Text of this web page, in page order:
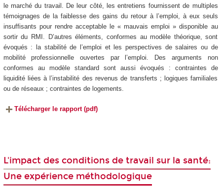
le marché du travail. De leur côté, les entretiens fournissent de multiples
témoignages de la faiblesse des gains du retour à l’emploi, à eux seuls
insuffisants pour rendre acceptable le « mauvais emploi » disponible au
sortir du RMI. D’autres éléments, conformes au modèle théorique, sont
évoqués : la stabilité de l’emploi et les perspectives de salaires ou de
mobilité professionnelle ouvertes par l’emploi. Des arguments non
conformes au modèle standard sont aussi évoqués : contraintes de
liquidité liées à l’instabilité des revenus de transferts ; logiques familiales
ou de réseaux ; contraintes de logements.
Télécharger le rapport (pdf)
L'impact des conditions de travail sur la santé:
Une expérience méthodologique